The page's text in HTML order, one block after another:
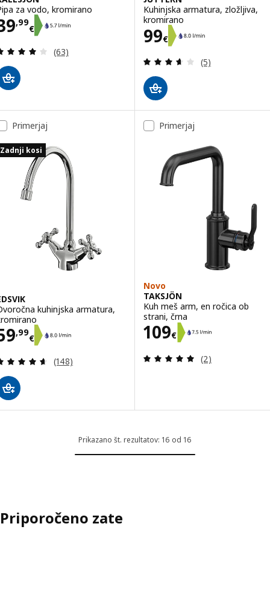
za vodo, kromirano
,99
€39,99€
Pregled: 4.1 iz 5 zvezde. Skupno število
(63)
Kuhinjska armatura, zložljiva,
kromirano
99€
Cena 99€
Pregled: 3.6 iz
(5)
Primerjaj
Zadnji kosi
kuhinjska armatura,
,99
€59,99€
Pregled: 4.6 iz 5 zvezde. Skupno število
(148)
Primerjaj
Novo
TAKSJÖN
Kuh meš arm, en ročica ob
strani, črna
109€
Cena 109€
Pregled: 5 iz 5
(2)
Prikazano št. rezultatov: 16 od 16
Priporočeno zate